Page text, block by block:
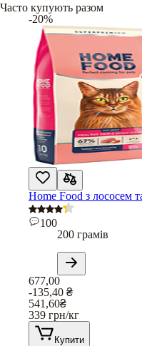
Часто купують разом
-20%
Home Food з лососем
100
200 грамів
677,00
-135,40 ₴
541,60₴
339 грн/кг
Купити